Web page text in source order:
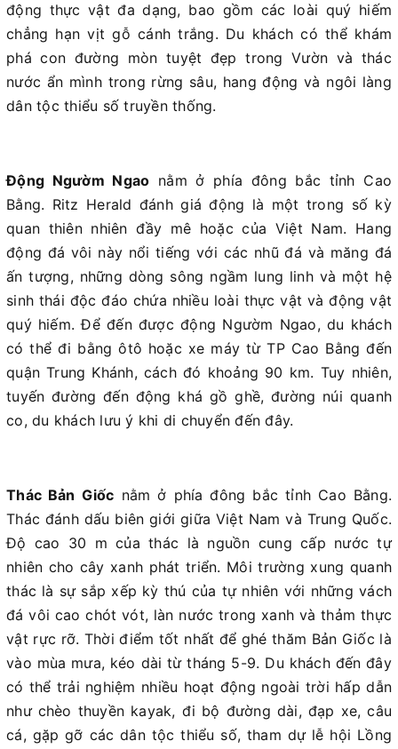
động thực vật đa dạng, bao gồm các loài quý hiếm
chẳng hạn vịt gỗ cánh trắng. Du khách có thể khám
phá con đường mòn tuyệt đẹp trong Vườn và thác
nước ẩn mình trong rừng sâu, hang động và ngôi làng
dân tộc thiểu số truyền thống.
Động Ngườm Ngao nằm ở phía đông bắc tỉnh Cao
Bằng. Ritz Herald đánh giá động là một trong số kỳ
quan thiên nhiên đầy mê hoặc của Việt Nam. Hang
động đá vôi này nổi tiếng với các nhũ đá và măng đá
ấn tượng, những dòng sông ngầm lung linh và một hệ
sinh thái độc đáo chứa nhiều loài thực vật và động vật
quý hiếm. Để đến được động Ngườm Ngao, du khách
có thể đi bằng ôtô hoặc xe máy từ TP Cao Bằng đến
quận Trung Khánh, cách đó khoảng 90 km. Tuy nhiên,
tuyến đường đến động khá gồ ghề, đường núi quanh
co, du khách lưu ý khi di chuyển đến đây.
Thác Bản Giốc nằm ở phía đông bắc tỉnh Cao Bằng.
Thác đánh dấu biên giới giữa Việt Nam và Trung Quốc.
Độ cao 30 m của thác là nguồn cung cấp nước tự
nhiên cho cây xanh phát triển. Môi trường xung quanh
thác là sự sắp xếp kỳ thú của tự nhiên với những vách
đá vôi cao chót vót, làn nước trong xanh và thảm thực
vật rực rỡ. Thời điểm tốt nhất để ghé thăm Bản Giốc là
vào mùa mưa, kéo dài từ tháng 5-9. Du khách đến đây
có thể trải nghiệm nhiều hoạt động ngoài trời hấp dẫn
như chèo thuyền kayak, đi bộ đường dài, đạp xe, câu
cá, gặp gỡ các dân tộc thiểu số, tham dự lễ hội Lồng